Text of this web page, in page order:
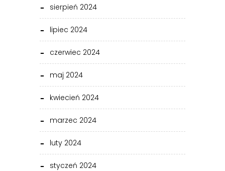
sierpień 2024
lipiec 2024
czerwiec 2024
maj 2024
kwiecień 2024
marzec 2024
luty 2024
styczeń 2024